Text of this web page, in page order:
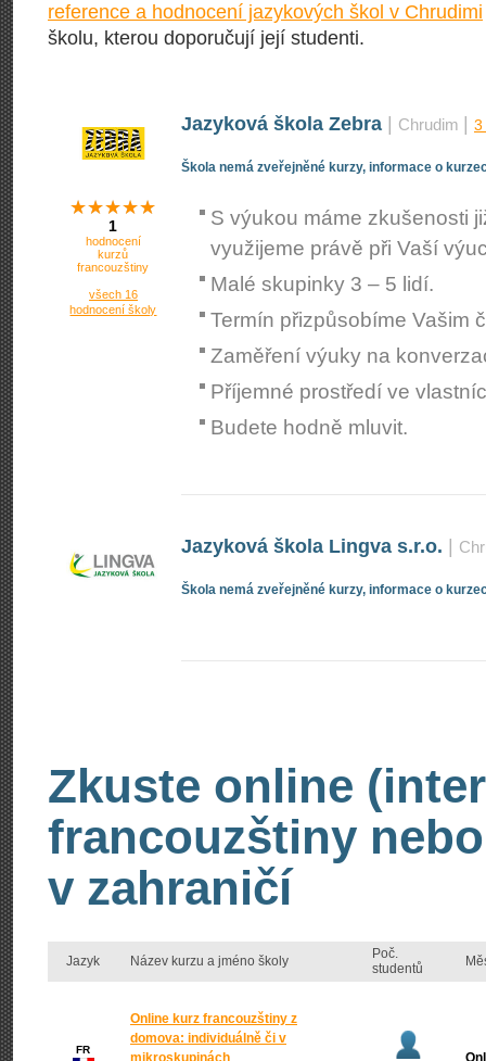
reference a hodnocení jazykových škol v Chrudimi
školu, kterou doporučují její studenti.
Jazyková škola Zebra Chrudim 3
Škola nemá zveřejněné kurzy, informace o
1
hodnocení
kurzů
francouzštiny
všech 16
hodnocení školy
S výukou máme zkušenosti
využijeme právě při Vaší
Malé skupinky 3 – 5 lidí.
Termín přizpůsobíme Vašim
Zaměření výuky na
Příjemné prostředí ve
Budete hodně mluvit.
Jazyková škola Lingva s.r.o.
Škola nemá zveřejněné kurzy, informace o
Zkuste online
francouzštiny
v zahraničí
Jazyk Název kurzu a jméno školy
Poč.
studentů
FR
Online kurz francouzštiny z
domova: individuálně či v
mikroskupinách